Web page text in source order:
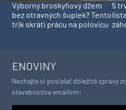
Výborný broskyňový džem
bez otravných šupiek? Tento
trik skráti prácu na polovicu
5
ENOVINY
Nechajte si posielať dôležité správy
stavebníctva emailom: